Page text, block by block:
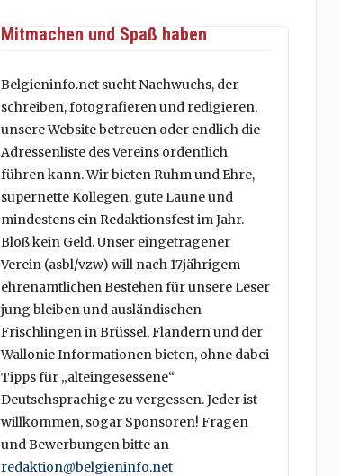
Mitmachen und Spaß haben
Belgieninfo.net sucht Nachwuchs, der
schreiben, fotografieren und redigieren,
unsere Website betreuen oder endlich die
Adressenliste des Vereins ordentlich
führen kann. Wir bieten Ruhm und Ehre,
supernette Kollegen, gute Laune und
mindestens ein Redaktionsfest im Jahr.
Bloß kein Geld. Unser eingetragener
Verein (asbl/vzw) will nach 17jährigem
ehrenamtlichen Bestehen für unsere Leser
jung bleiben und ausländischen
Frischlingen in Brüssel, Flandern und der
Wallonie Informationen bieten, ohne dabei
Tipps für „alteingesessene“
Deutschsprachige zu vergessen. Jeder ist
willkommen, sogar Sponsoren! Fragen
und Bewerbungen bitte an
redaktion@belgieninfo.net